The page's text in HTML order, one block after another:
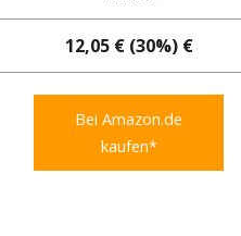
12,05 € (30%) €
Bei Amazon.de
kaufen*